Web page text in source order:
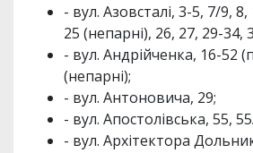
- вул. Азовсталі, 3-5, 7/9,
25 (непарні), 26, 27, 29-34,
- вул. Андрійченка, 16-52
(непарні);
- вул. Антоновича, 29;
- вул. Апостолівська, 55,
- вул. Архітектора